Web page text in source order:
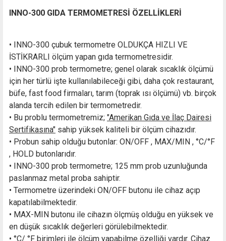
INNO-300 GIDA TERMOMETRESİ ÖZELLİKLERİ
• INNO-300 çubuk termometre OLDUKÇA HIZLI VE
İSTİKRARLI ölçüm yapan gıda termometresidir.
• INNO-300 prob termometre; genel olarak sıcaklık ölçümü
için her türlü işte kullanılabileceği gibi, daha çok restaurant,
büfe, fast food firmaları, tarım (toprak ısı ölçümü) vb. birçok
alanda tercih edilen bir termometredir.
• Bu problu termometremiz; "Amerikan Gıda ve İlaç Dairesi
Sertifikasına" sahip yüksek kaliteli bir ölçüm cihazıdır.
• Probun sahip olduğu butonlar: ON/OFF , MAX/MIN , °C/°F
, HOLD butonlarıdır.
• INNO-300 prob termometre; 125 mm prob uzunluğunda
paslanmaz metal proba sahiptir.
• Termometre üzerindeki ON/OFF butonu ile cihaz açıp
kapatılabilmektedir.
• MAX-MIN butonu ile cihazın ölçmüş olduğu en yüksek ve
en düşük sıcaklık değerleri görülebilmektedir.
• °C/ °F birimleri ile ölçüm yapabilme özelliği vardır. Cihaz